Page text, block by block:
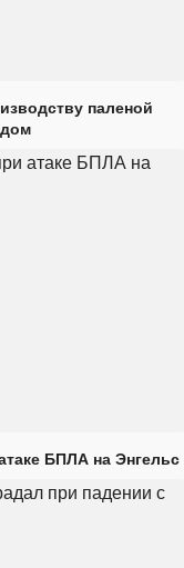
паленой
БПЛА на Энгельс